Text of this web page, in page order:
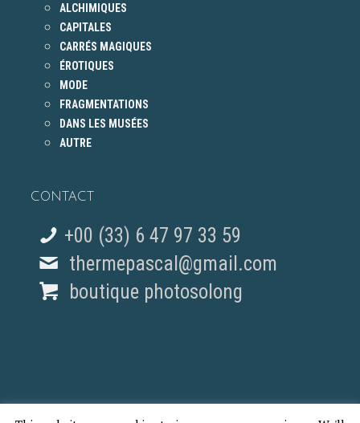
ALCHIMIQUES
CAPITALES
CARRÉS MAGIQUES
ÉROTIQUES
MODE
FRAGMENTATIONS
DANS LES MUSÉES
AUTRE
CONTACT
+00 (33) 6 47 97 33 59
thermepascal@gmail.com
boutique photosolong